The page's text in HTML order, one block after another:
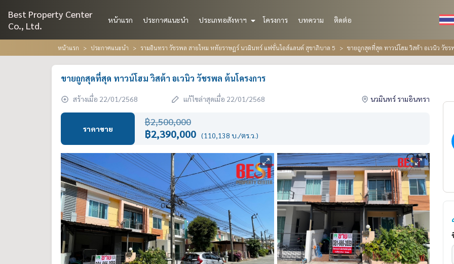
Best Property Center
Co., Ltd.
หน้าแรก ประกาศแนะนำ ประเภทอสังหาฯ โครงการ บทความ ติดต่อ
หน้าแรก ประกาศแนะนำ รามอินทรา วัชรพล สายไหม หทัยราษฎร์ นวมินทร์ แฟชั่นไอส์แลนด์ สุขาภิบาล 5 ขายถูกสุดที่สุด ทาวน์โฮม วิสต้า อเวนิว วัชร
ขายถูกสุดที่สุด ทาวน์โฮม วิสต้า อเวนิว วัชรพล ต้นโครงการ
สร้างเมื่อ 22/01/2568 แก้ไขล่าสุดเมื่อ 22/01/2568 นวมินทร์ รามอินทรา
ราคาขาย
฿2,500,000
฿2,390,000 (110,138 บ./ตร.ว.)